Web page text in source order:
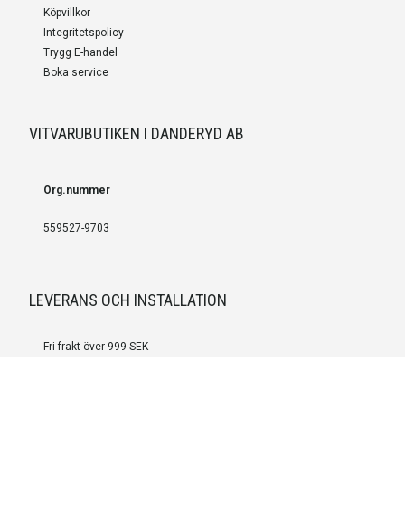
Köpvillkor
Integritetspolicy
Trygg E-handel
Boka service
VITVARUBUTIKEN I DANDERYD AB
Org.nummer
559527-9703
LEVERANS OCH INSTALLATION
Fri frakt över 999 SEK